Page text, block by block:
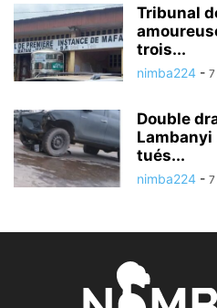
Tribunal
trois...
nimba224 -
Double
tués...
nimba224 -